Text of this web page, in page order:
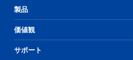
製品
価値観
サポート